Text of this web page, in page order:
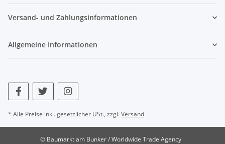
Versand- und Zahlungsinformationen
Allgemeine Informationen
* Alle Preise inkl. gesetzlicher USt., zzgl.Versand
© Baumarkt am Bunker / Worldwide Trade Agency